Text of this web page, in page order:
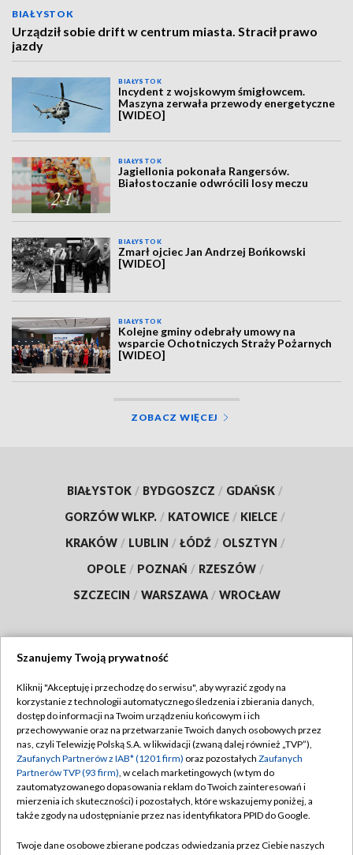
BIAŁYSTOK
Urządził sobie drift w centrum miasta. Stracił prawo
jazdy
BIAŁYSTOK
Incydent z wojskowym śmigłowcem.
Maszyna zerwała przewody energetyczne
[WIDEO]
BIAŁYSTOK
Jagiellonia pokonała Rangersów.
Białostoczanie odwrócili losy meczu
BIAŁYSTOK
Zmarł ojciec Jan Andrzej Bońkowski
[WIDEO]
BIAŁYSTOK
Kolejne gminy odebrały umowy na
wsparcie Ochotniczych Straży Pożarnych
[WIDEO]
ZOBACZ WIĘCEJ
BIAŁYSTOK / BYDGOSZCZ / GDAŃSK /
GORZÓW WLKP. / KATOWICE / KIELCE /
KRAKÓW / LUBLIN / ŁÓDŹ / OLSZTYN /
OPOLE / POZNAŃ / RZESZÓW /
SZCZECIN / WARSZAWA / WROCŁAW
TVP
Abonament TVP
Emisja w TVP
Centrum informacji TVP
Naziemna Telewizja Cyfrowa
Regulamin TVP
Polityka prywatności
Moje zgody
Pomoc
Szanujemy Twoją prywatność
Kliknij "Akceptuję i przechodzę do serwisu", aby wyrazić zgody na
korzystanie z technologii automatycznego śledzenia i zbierania danych,
dostęp do informacji na Twoim urządzeniu końcowym i ich
przechowywanie oraz na przetwarzanie Twoich danych osobowych przez
nas, czyli Telewizję Polską S.A. w likwidacji (zwaną dalej również „TVP”),
Zaufanych Partnerów z IAB* (1201 firm) oraz pozostałych Zaufanych
Partnerów TVP (93 firm), w celach marketingowych (w tym do
zautomatyzowanego dopasowania reklam do Twoich zainteresowań i
mierzenia ich skuteczności) i pozostałych, które wskazujemy poniżej, a
także zgody na udostępnianie przez nas identyfikatora PPID do Google.
Twoje dane osobowe zbierane podczas odwiedzania przez Ciebie naszych